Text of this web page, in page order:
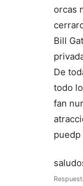
orcas
Bill
De
todo
fan
puedp